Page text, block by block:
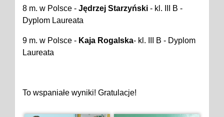
8 m. w Polsce - Jędrzej Starzyński - kl. III B -
Dyplom Laureata
9 m. w Polsce - Kaja Rogalska- kl. III B - Dyplom
Laureata
To wspaniałe wyniki! Gratulacje!